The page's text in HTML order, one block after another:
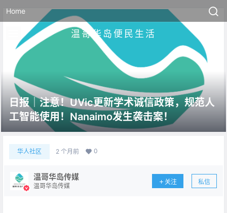
Home
温哥华岛便民生活
日报｜注意！UVic更新学术诚信政策，规范人
工智能使用！Nanaimo发生袭击案！
华人社区 2 个月前 0
温哥华岛传媒
温哥华岛传媒
关注 私信